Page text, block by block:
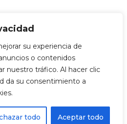
su experiencia de
o contenidos
nuestro tráfico. Al hacer clic
da su consentimiento a
todo Aceptar todo